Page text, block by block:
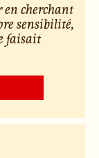
cherchant
sensibilité,
faisait